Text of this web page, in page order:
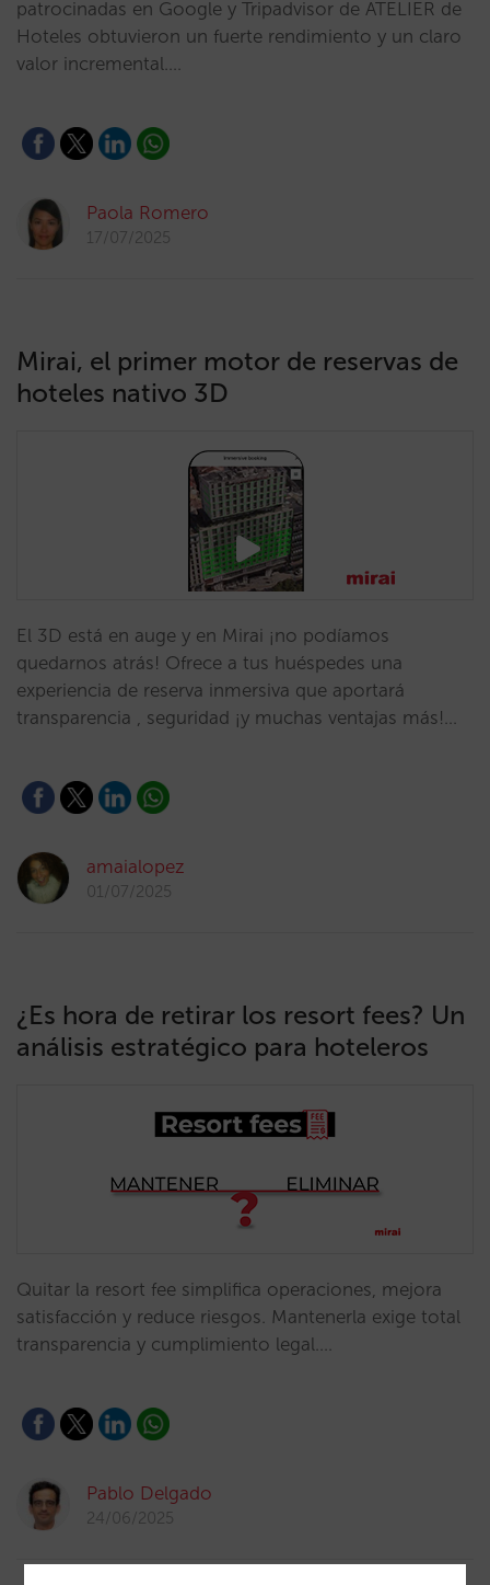
patrocinadas en Google y Tripadvisor de ATELIER de
Hoteles obtuvieron un fuerte rendimiento y un claro
valor incremental.…
Paola Romero
17/07/2025
Mirai, el primer motor de reservas de
hoteles nativo 3D
El 3D está en auge y en Mirai ¡no podíamos
quedarnos atrás! Ofrece a tus huéspedes una
experiencia de reserva inmersiva que aportará
transparencia , seguridad ¡y muchas ventajas más!…
amaialopez
01/07/2025
¿Es hora de retirar los resort fees? Un
análisis estratégico para hoteleros
Quitar la resort fee simplifica operaciones, mejora
satisfacción y reduce riesgos. Mantenerla exige total
transparencia y cumplimiento legal.…
Pablo Delgado
24/06/2025